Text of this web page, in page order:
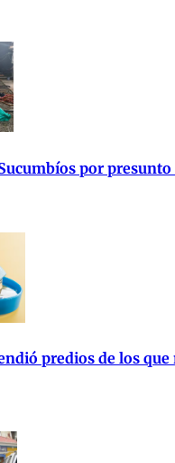
por
predios de los